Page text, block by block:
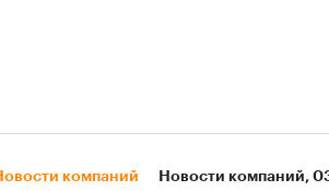
компаний Новости компаний⁠,